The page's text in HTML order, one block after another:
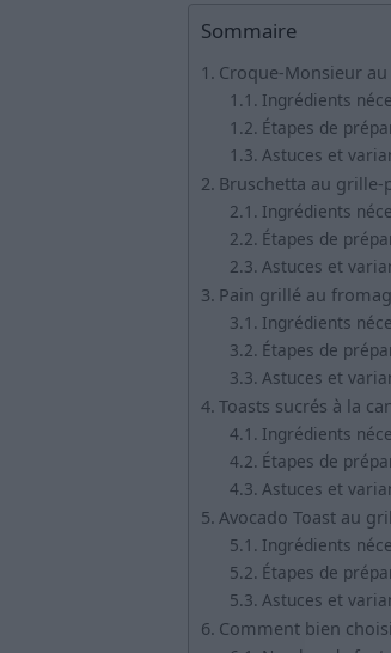
Sommaire
Croque-Monsieur
Ingrédients
Étapes de
Astuces et
Bruschetta au grille-
Ingrédients
Étapes de
Astuces et
Pain grillé au
Ingrédients
Étapes de
Astuces et
Toasts sucrés à la
Ingrédients
Étapes de
Astuces et
Avocado Toast au
Ingrédients
Étapes de
Astuces et
Comment bien